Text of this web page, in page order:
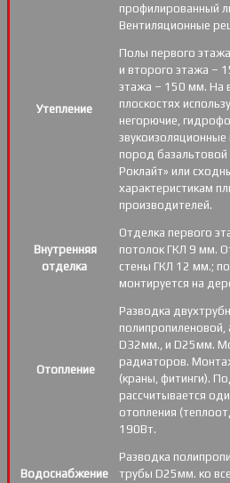
профилированный
Вентиляционные
Утепление
Полы первого
и второго этажа –
этажа – 150 мм. На
плоскостях
негорючие,
пород базальтовой
Роклайт» или
характеристикам
производителей.
Внутренняя
отделка
Отделка первого
потолок ГКЛ 9 мм.
стены ГКЛ 12 мм.;
монтируется на
Отопление
Разводка
D32мм., и D25мм.
радиаторов.
(краны, фитинги).
рассчитывается
отопления
190Вт.
Водоснабжение
Разводка
трубы D25мм. ко